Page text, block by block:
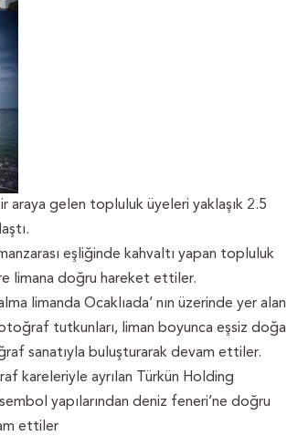
araya gelen topluluk üyeleri yaklaşık 2.5
eşliğinde kahvaltı yapan topluluk
limana doğru hareket ettiler.
limanda Ocaklıada’ nın üzerinde yer alan
tutkunları, liman boyunca eşsiz doğa
sanatıyla buluşturarak devam ettiler.
kareleriyle ayrılan Türkün Holding
yapılarından deniz feneri’ne doğru
ettiler